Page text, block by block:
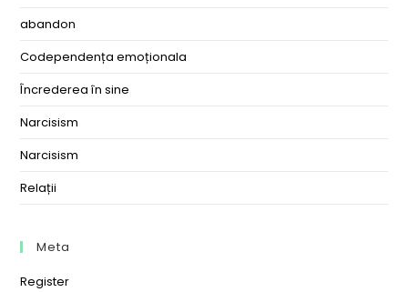
abandon
Codependența emoționala
Încrederea în sine
Narcisism
Narcisism
Relații
Meta
Register